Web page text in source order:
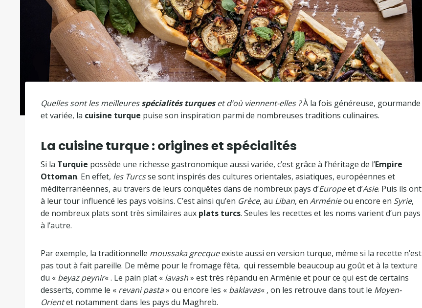
Quelles sont les meilleuresspécialités turqueset d’où viennent-elles ?À la fois généreuse, gourmande
et variée, la cuisine turque puise son inspiration parmi de nombreuses traditions culinaires.
La cuisine turque : origines et spécialités
Si la Turquie possède une richesse gastronomique aussi variée, c’est grâce à l’héritage de l’Empire
Ottoman. En effet, les Turcsse sont inspirés des cultures orientales, asiatiques, européennes et
méditerranéennes, au travers de leurs conquêtes dans de nombreux pays d’Europeet d’Asie. Puis ils ont
à leur tour influencé les pays voisins. C’est ainsi qu’en Grèce, au Liban, en Arménieou encore en Syrie,
de nombreux plats sont très similaires aux plats turcs. Seules les recettes et les noms varient d’un pays
à l’autre.
Par exemple, la traditionnelle moussaka grecqueexiste aussi en version turque, même si la recette n’est
pas tout à fait pareille. De même pour le fromage fêta, qui ressemble beaucoup au goût et à la texture
du « beyaz peynir« . Le pain plat « lavash» est très répandu en Arménie et pour ce qui est de certains
desserts, comme le « revani pasta» ou encore les « baklavas« , on les retrouve dans tout le Moyen-
Orientet notamment dans les pays du Maghreb.